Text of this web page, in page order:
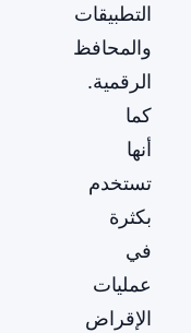
التطبيقات
والمحافظ
الرقمية.
كما
أنها
تستخدم
بكثرة
في
عمليات
الإقراض